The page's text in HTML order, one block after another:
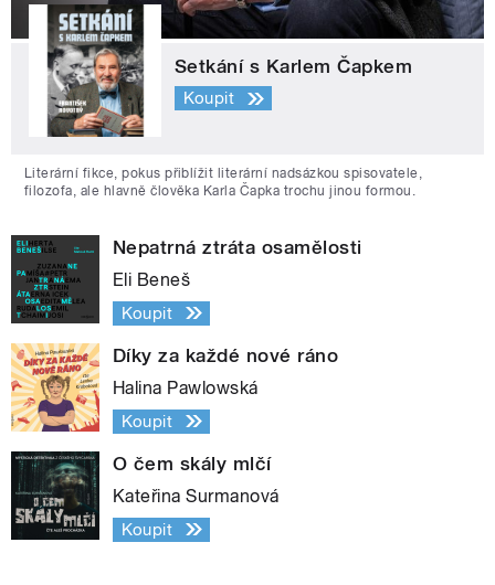
Setkání s Karlem Čapkem
Koupit
Literární fikce, pokus přiblížit literární nadsázkou spisovatele,
filozofa, ale hlavně člověka Karla Čapka trochu jinou formou.
Nepatrná ztráta osamělosti
Eli Beneš
Koupit
Díky za každé nové ráno
Halina Pawlowská
Koupit
O čem skály mlčí
Kateřina Surmanová
Koupit